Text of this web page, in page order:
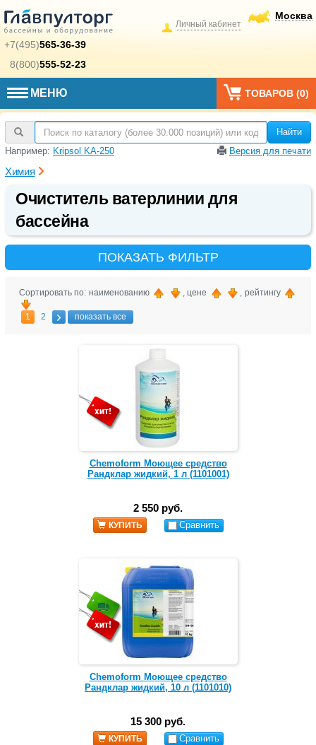
+7(495)565-36-39
8(800)555-52-23
Москва
Личный кабинет
МЕНЮ ТОВАРОВ (0)
Найти
Например: Kripsol KA-250 Версия для печати
Химия
Очиститель ватерлинии для
бассейна
ПОКАЗАТЬ ФИЛЬТР
Сортировать по: наименованию , цене , рейтингу
1 2 показать все
Chemoform Моющее средство
Рандклар жидкий, 1 л (1101001)
2 550 руб.
КУПИТЬ Сравнить
Chemoform Моющее средство
Рандклар жидкий, 10 л (1101010)
15 300 руб.
КУПИТЬ Сравнить